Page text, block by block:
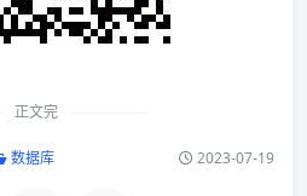
正文完
数据库 2023-07-19